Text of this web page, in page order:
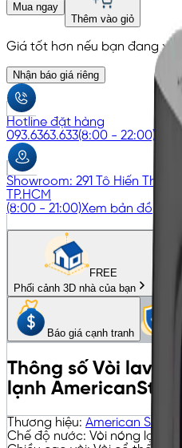
Mua ngay
Thêm vào giỏ
Giá tốt hơn nếu bạn đang
Nhận báo giá riêng
Hotline đặt hàng
093.6363.633(8:00 - 22:00)
Showroom: 291 Tô Hiến Thành,
TP.HCM
(8:00 - 21:00)Xem bản đồ
FREE
Phối cảnh 3D nhà của bạn
Báo giá cạnh tranh
Thông số Vòi
lạnh
Thương hiệu: American
Chế độ nước: Vòi nóng lạnh